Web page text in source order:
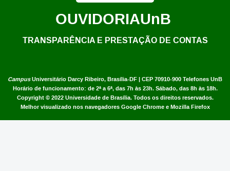
CampusUniversitário Darcy Ribeiro, Brasília-DF | CEP 70910-900 Telefones UnB
Horário de funcionamento: de 2ª a 6ª, das 7h às 23h. Sábado, das 8h às 18h.
Copyright © 2022 Universidade de Brasília. Todos os direitos reservados.
Melhor visualizado nos navegadores Google Chrome e Mozilla Firefox
OUVIDORIAUnB
TRANSPARÊNCIA E PRESTAÇÃO DE CONTAS